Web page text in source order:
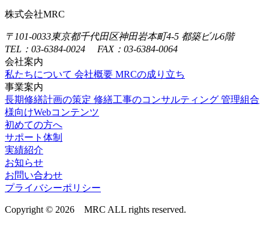
株式会社MRC
〒101-0033東京都千代田区神田岩本町4-5 都築ビル6階
TEL：03-6384-0024 FAX：03-6384-0064
会社案内
私たちについて 会社概要 MRCの成り立ち
事業案内
長期修繕計画の策定 修繕工事のコンサルティング 管理組合
様向けWebコンテンツ
初めての方へ
サポート体制
実績紹介
お知らせ
お問い合わせ
プライバシーポリシー
Copyright © 2026 MRC ALL rights reserved.